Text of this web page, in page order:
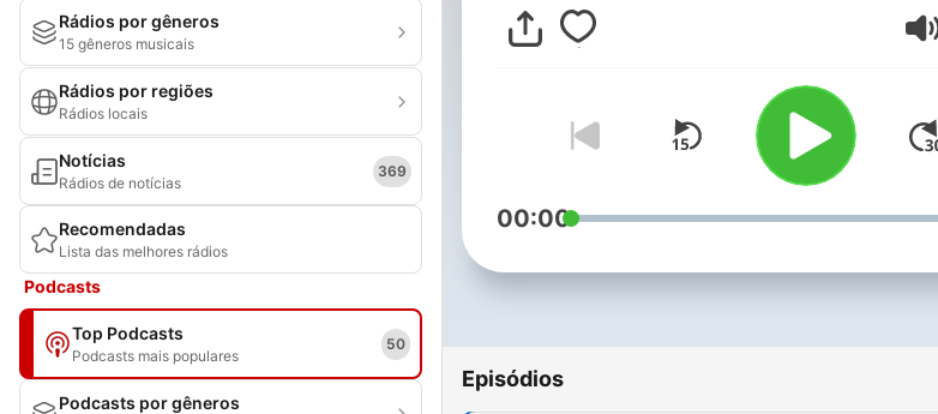
Rádios por gêneros
15 gêneros musicais
Rádios por regiões
Rádios locais
Notícias
Rádios de notícias
369
Recomendadas
Lista das melhores rádios
Podcasts
Top Podcasts
Podcasts mais populares
50
Podcasts por gêneros
00:00
Episódios